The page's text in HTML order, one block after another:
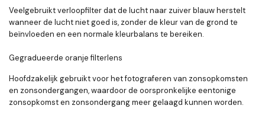
Veelgebruikt verloopfilter dat de lucht naar zuiver blauw herstelt
wanneer de lucht niet goed is, zonder de kleur van de grond te
beïnvloeden en een normale kleurbalans te bereiken.
Gegradueerde oranje filterlens
Hoofdzakelijk gebruikt voor het fotograferen van zonsopkomsten
en zonsondergangen, waardoor de oorspronkelijke eentonige
zonsopkomst en zonsondergang meer gelaagd kunnen worden.